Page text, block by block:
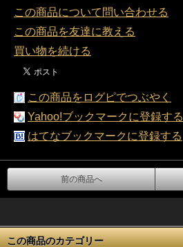
この商品について問い合わせる
この商品を友達に教える
買い物を続ける
この商品をログピでつぶやく
Yahoo!ブックマークに登録する
はてなブックマークに登録する
前の商品へ
この商品のカテゴリー